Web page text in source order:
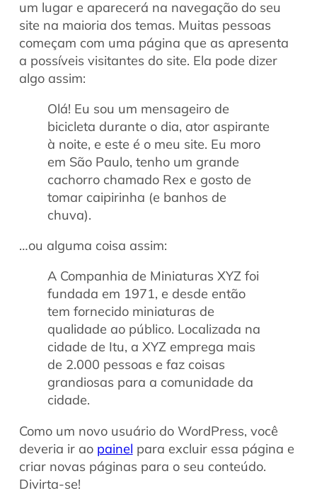
um lugar e aparecerá na navegação do seu
site na maioria dos temas. Muitas pessoas
começam com uma página que as apresenta
a possíveis visitantes do site. Ela pode dizer
algo assim:
Olá! Eu sou um mensageiro de
bicicleta durante o dia, ator aspirante
à noite, e este é o meu site. Eu moro
em São Paulo, tenho um grande
cachorro chamado Rex e gosto de
tomar caipirinha (e banhos de
chuva).
…ou alguma coisa assim:
A Companhia de Miniaturas XYZ foi
fundada em 1971, e desde então
tem fornecido miniaturas de
qualidade ao público. Localizada na
cidade de Itu, a XYZ emprega mais
de 2.000 pessoas e faz coisas
grandiosas para a comunidade da
cidade.
Como um novo usuário do WordPress, você
deveria ir ao painel para excluir essa página e
criar novas páginas para o seu conteúdo.
Divirta-se!